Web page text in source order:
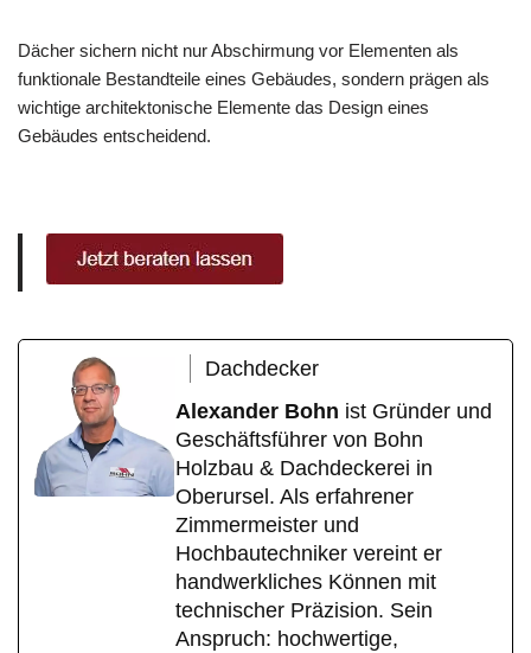
Dächer sichern nicht nur Abschirmung vor Elementen als
funktionale Bestandteile eines Gebäudes, sondern prägen als
wichtige architektonische Elemente das Design eines
Gebäudes entscheidend.
Dachdecker
Alexander Bohn ist Gründer und
Geschäftsführer von Bohn
Holzbau & Dachdeckerei in
Oberursel. Als erfahrener
Zimmermeister und
Hochbautechniker vereint er
handwerkliches Können mit
technischer Präzision. Sein
Anspruch: hochwertige,